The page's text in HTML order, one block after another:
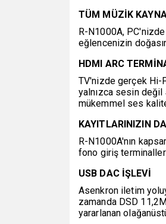
TÜM MÜZİK
R-N1000A,
eğlencenizin
HDMI ARC
TV'nizde gerçek Hi-
yalnızca sesin değil
mükemmel ses
KAYITLARINIZIN
R-N1000A'nın
fono giriş
USB DAC İŞLEVİ
Asenkron iletim
zamanda DSD
yararlanan